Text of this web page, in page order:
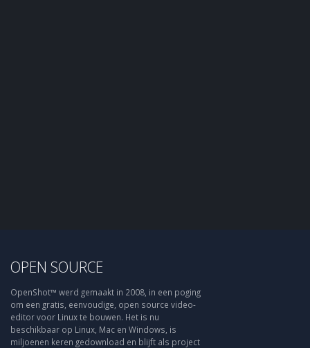
OPEN SOURCE
OpenShot™ werd gemaakt in 2008, in een poging
om een gratis, eenvoudige, open source video-
editor voor Linux te bouwen. Het is nu
beschikbaar op Linux, Mac en Windows, is
miljoenen keren gedownload en blijft als project